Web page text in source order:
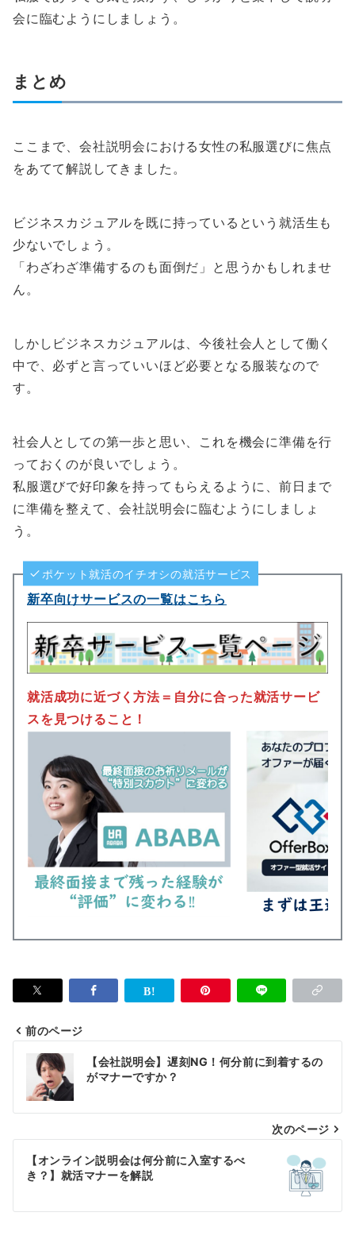
会に臨むようにしましょう。
まとめ
ここまで、会社説明会における女性の私服選びに焦点
をあてて解説してきました。
ビジネスカジュアルを既に持っているという就活生も
少ないでしょう。
「わざわざ準備するのも面倒だ」と思うかもしれませ
ん。
しかしビジネスカジュアルは、今後社会人として働く
中で、必ずと言っていいほど必要となる服装なので
す。
社会人としての第一歩と思い、これを機会に準備を行
っておくのが良いでしょう。
私服選びで好印象を持ってもらえるように、前日まで
に準備を整えて、会社説明会に臨むようにしましょ
う。
ポケット就活のイチオシの就活サービス
新卒向けサービスの一覧はこちら
就活成功に近づく方法＝自分に合った就活サービ
スを見つけること！
ナ
ビ
ー
シ
前のページ
【会社説明会】遅刻NG！何分前に到着するの
がマナーですか？
次のページ
【オンライン説明会は何分前に入室するべ
き？】就活マナーを解説